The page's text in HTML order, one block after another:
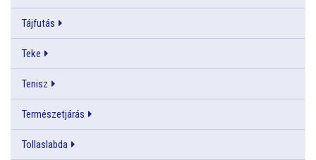
Tájfutás
Teke
Tenisz
Természetjárás
Tollaslabda